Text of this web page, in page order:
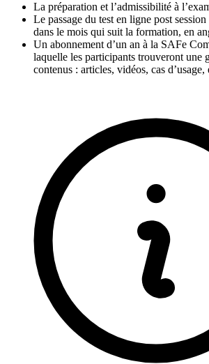
La préparation et l’admissibilité à
Le passage du test en ligne post session
dans le mois qui suit la formation, en
Un abonnement d’un an à la SAFe
laquelle les participants trouveront une
contenus : articles, vidéos, cas d’usage,